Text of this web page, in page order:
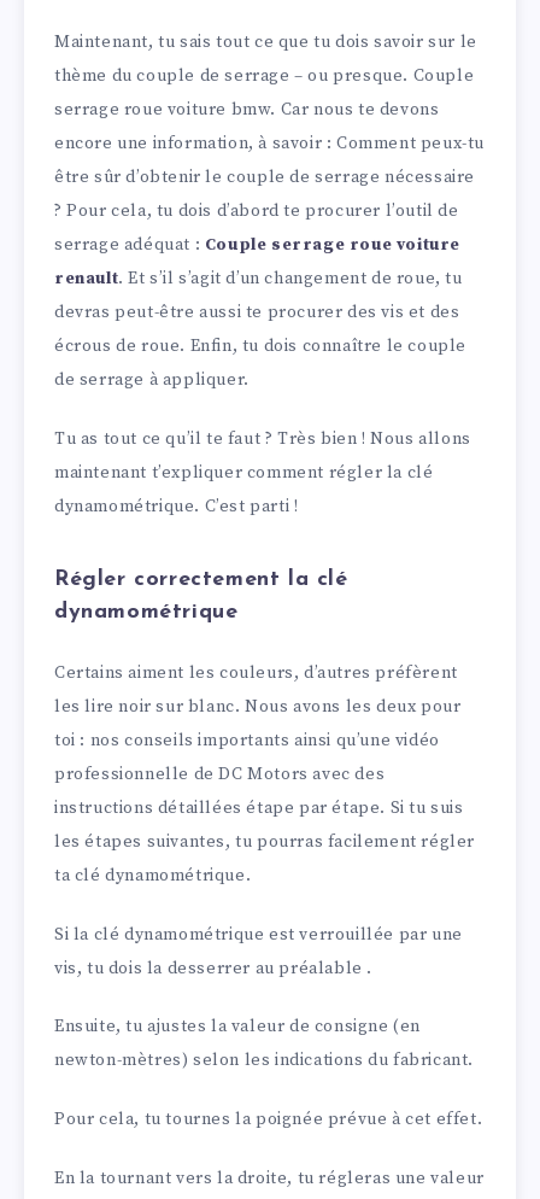
Maintenant, tu sais tout ce que tu dois savoir sur le
thème du couple de serrage – ou presque. Couple
serrage roue voiture bmw. Car nous te devons
encore une information, à savoir : Comment peux-tu
être sûr d’obtenir le couple de serrage nécessaire
? Pour cela, tu dois d’abord te procurer l’outil de
serrage adéquat : Couple serrage roue voiture
renault. Et s’il s’agit d’un changement de roue, tu
devras peut-être aussi te procurer des vis et des
écrous de roue. Enfin, tu dois connaître le couple
de serrage à appliquer.
Tu as tout ce qu’il te faut ? Très bien ! Nous allons
maintenant t’expliquer comment régler la clé
dynamométrique. C’est parti !
Régler correctement la clé
dynamométrique
Certains aiment les couleurs, d’autres préfèrent
les lire noir sur blanc. Nous avons les deux pour
toi : nos conseils importants ainsi qu’une vidéo
professionnelle de DC Motors avec des
instructions détaillées étape par étape. Si tu suis
les étapes suivantes, tu pourras facilement régler
ta clé dynamométrique.
Si la clé dynamométrique est verrouillée par une
vis, tu dois la desserrer au préalable .
Ensuite, tu ajustes la valeur de consigne (en
newton-mètres) selon les indications du fabricant.
Pour cela, tu tournes la poignée prévue à cet effet.
En la tournant vers la droite, tu régleras une valeur